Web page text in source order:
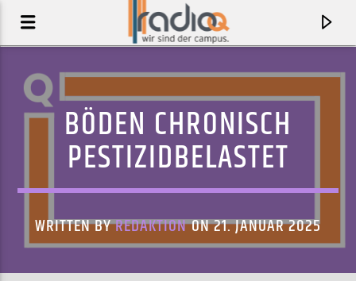
BÖDEN CHRONISCH
PESTIZIDBELASTET
WRITTEN BYREDAKTIONON 21. JANUAR 2025